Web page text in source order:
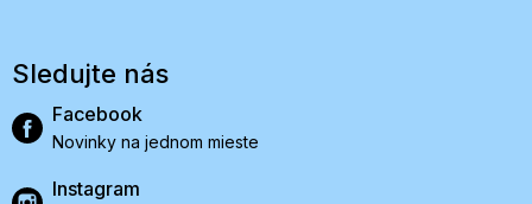
Sledujte nás
Facebook
Novinky na jednom mieste
Instagram